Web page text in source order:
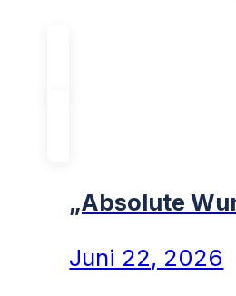
„Absolute
Juni 22, 2026